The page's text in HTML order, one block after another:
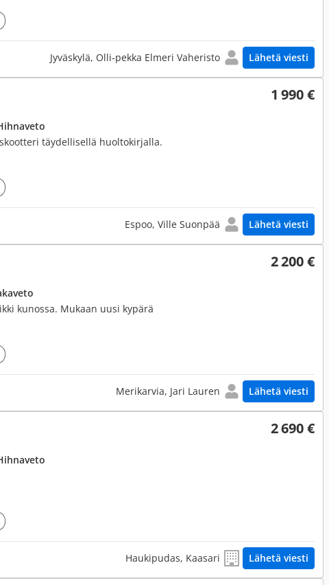
Jyväskylä, Olli-pekka Elmeri Vaheristo Lähetä viesti
1 990 €
täydellisellä huoltokirjalla.
Espoo, Ville Suonpää Lähetä viesti
2 200 €
kunossa. Mukaan uusi kypärä
Merikarvia, Jari Lauren Lähetä viesti
2 690 €
Haukipudas, Kaasari Lähetä viesti